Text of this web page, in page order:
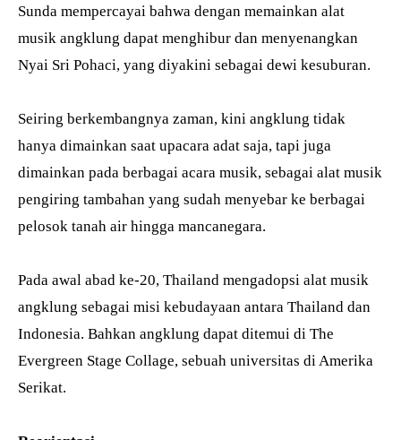
Sunda mempercayai bahwa dengan memainkan alat
musik angklung dapat menghibur dan menyenangkan
Nyai Sri Pohaci, yang diyakini sebagai dewi kesuburan.
Seiring berkembangnya zaman, kini angklung tidak
hanya dimainkan saat upacara adat saja, tapi juga
dimainkan pada berbagai acara musik, sebagai alat musik
pengiring tambahan yang sudah menyebar ke berbagai
pelosok tanah air hingga mancanegara.
Pada awal abad ke-20, Thailand mengadopsi alat musik
angklung sebagai misi kebudayaan antara Thailand dan
Indonesia. Bahkan angklung dapat ditemui di The
Evergreen Stage Collage, sebuah universitas di Amerika
Serikat.